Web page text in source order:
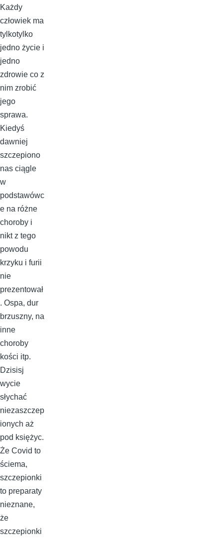
Każdy
człowiek ma
tylkotylko
jedno życie i
jedno
zdrowie co z
nim zrobić
jego
sprawa.
Kiedyś
dawniej
szczepiono
nas ciągle
w
podstawówc
e na różne
choroby i
nikt z tego
powodu
krzyku i furii
nie
prezentował
. Ospa, dur
brzuszny, na
inne
choroby
kości itp.
Dzisisj
wycie
słychać
niezaszczep
ionych aż
pod księżyc.
Że Covid to
ściema,
szczepionki
to preparaty
nieznane,
że
szczepionki